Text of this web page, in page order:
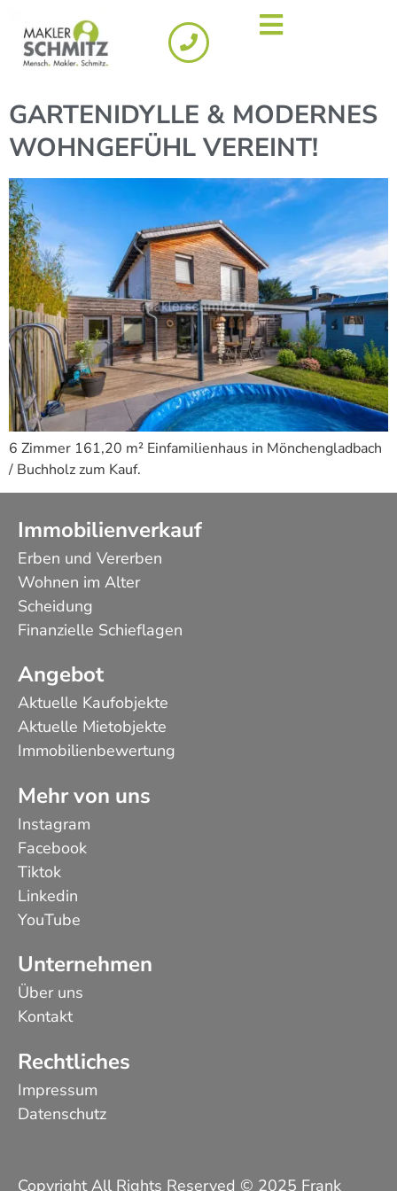
GARTENIDYLLE & MODERNES
WOHNGEFÜHL VEREINT!
6 Zimmer 161,20 m² Einfamilienhaus in Mönchengladbach
/ Buchholz zum Kauf.
Immobilienverkauf
Erben und Vererben
Wohnen im Alter
Scheidung
Finanzielle Schieflagen
Angebot
Aktuelle Kaufobjekte
Aktuelle Mietobjekte
Immobilienbewertung
Mehr von uns
Instagram
Facebook
Tiktok
Linkedin
YouTube
Unternehmen
Über uns
Kontakt
Rechtliches
Impressum
Datenschutz
Copyright All Rights Reserved © 2025 Frank